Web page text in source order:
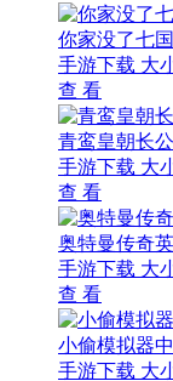
你家没了七
手游下载 大
查 看
青鸾皇朝长
手游下载 大
查 看
奥特曼传奇
手游下载 大
查 看
小偷模拟器
手游下载 大